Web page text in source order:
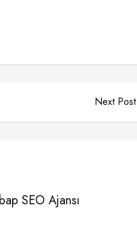
Next
SEO Ajansı